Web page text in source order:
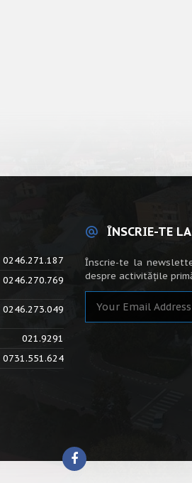
0246.271.187
0246.270.769
0246.273.049
021.9291
0731.551.624
ÎNSCRIE-TE
Înscrie-te la
despre activitățile